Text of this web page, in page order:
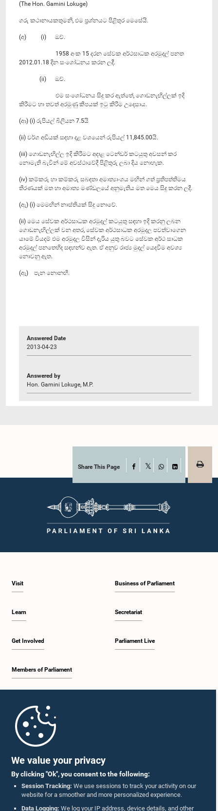
We value your privacy
By clicking "Ok", you consent to the following:
Session Tracking: We use sessions to track your activity on our
website for a smoother and more personalized experience.
Data Logging: We log your IP address, device details, and other
(The Hon. Gamini Lokuge)
ගරු කථානායකතුමනි, එම ප්‍රශ්නයට පිළිතුර මෙසේයි.
(අ) (i) ඔව්.
1958 අංක 15 දරන සේවක අර්ථසාධක අරමුදල් පනත
2012.01.18 දින සංශෝධනය කරන ලදී.
(ii) ඔව්.
එම සංශෝධනය සිදු කර ඇත්තේ, ගොඩනැඟිල්ලක් ඉදි
කිරීමට හා තවත් අරමුණු කීපයක් ඉටු කිරීම උදෙසාය.
(ආ) (i) රුපියල් බිලියන 7.5යි
(ii) වර්ග අඩියක් සඳහා දළ වශයෙන් රුපියල් 11,845.00යි.
(iii) ගොඩනැඟිල්ල ඉදි කිරීමට‍ අදාළ ටෙන්ඩර් කටයුතු අවසන් කර
නොමැති බැවින් මේ අවස්ථාවේදී පිළිතුරු ලබා දිය නොහැක.
(iv) කම්කරු හා කම්කරු සබඳතා අමාත්‍යාංශය මඟින් ගත් ප්‍රතිපත්තිමය
තීරණයක් මත හා අමාත්‍ය මණ්ඩලයේ අනුමැතිය මත මෙය සිදු කරන ලදී.
(ඇ) (i) මෙමඟින් නාස්තියක් සිදු නොවේ.
(ii) මෙය සේවක අර්ථසාධක අරමුදල් කටයුතු සඳහා ඉදි කරනු ලබන
ගොඩනැඟිල්ලක් වන අතර, සේවක අර්ථසාධක අරමුදල පවත්වාගෙන
යාමේ වියදම් එම අරමුදල විසින් දැරිය යුතු බවට සේවක අර්ථ සාධක
අරමුදල් පනතෙහිද සඳහන්ව ඇත. ඒ අනුව රාජ්‍ය මුදල් යෙදවීම අවශ්‍ය
නොවනු ඇත.
(ඈ) පැන ‍නොනඟී.
Answered Date
2013-04-23
Answered by
Hon. Gamini Lokuge, M.P.
Share This Page Facebook
WhatsAppLinkedIn
Visit
Learn
Get Involved
Members of Parliament
Business of Parliament
Secretariat
Parliament Live
Parliament Mobile App
Follow Us On :